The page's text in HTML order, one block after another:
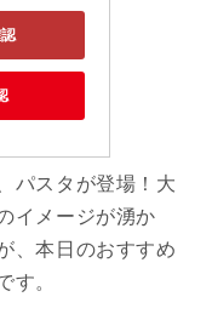
パスタが登場！大
イメージが湧か
、本日のおすすめ
す。